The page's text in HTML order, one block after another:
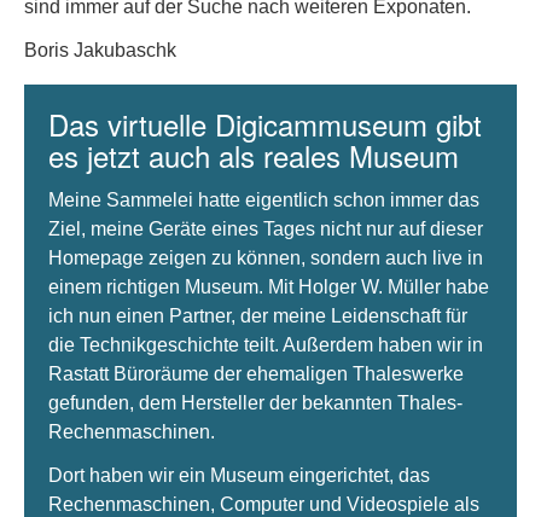
sind immer auf der Suche nach weiteren Exponaten.
Boris Jakubaschk
Das virtuelle Digicammuseum gibt
es jetzt auch als reales Museum
Meine Sammelei hatte eigentlich schon immer das
Ziel, meine Geräte eines Tages nicht nur auf dieser
Homepage zeigen zu können, sondern auch live in
einem richtigen Museum. Mit Holger W. Müller habe
ich nun einen Partner, der meine Leidenschaft für
die Technikgeschichte teilt. Außerdem haben wir in
Rastatt Büroräume der ehemaligen Thaleswerke
gefunden, dem Hersteller der bekannten Thales-
Rechenmaschinen.
Dort haben wir ein Museum eingerichtet, das
Rechenmaschinen, Computer und Videospiele als